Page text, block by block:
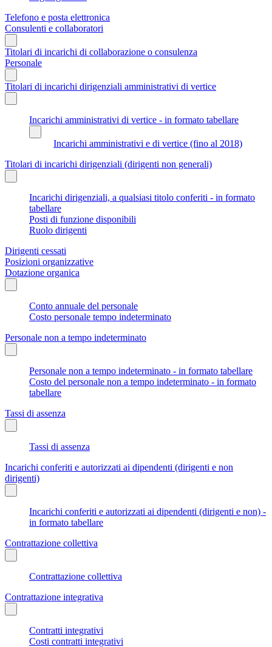
Telefono e posta elettronica
Consulenti e collaboratori
Titolari di incarichi di collaborazione o consulenza
Personale
Titolari di incarichi dirigenziali amministrativi di vertice
Incarichi amministrativi di vertice - in formato tabellare
Incarichi amministrativi e di vertice (fino al 2018)
Titolari di incarichi dirigenziali (dirigenti non generali)
Incarichi dirigenziali, a qualsiasi titolo conferiti - in formato
tabellare
Posti di funzione disponibili
Ruolo dirigenti
Dirigenti cessati
Posizioni organizzative
Dotazione organica
Conto annuale del personale
Costo personale tempo indeterminato
Personale non a tempo indeterminato
Personale non a tempo indeterminato - in formato tabellare
Costo del personale non a tempo indeterminato - in formato
tabellare
Tassi di assenza
Tassi di assenza
Incarichi conferiti e autorizzati ai dipendenti (dirigenti e non
dirigenti)
Incarichi conferiti e autorizzati ai dipendenti (dirigenti e non) -
in formato tabellare
Contrattazione collettiva
Contrattazione collettiva
Contrattazione integrativa
Contratti integrativi
Costi contratti integrativi